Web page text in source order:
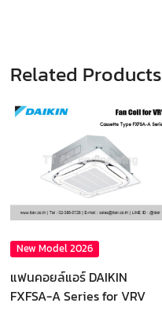
Related Products
New Model 2026
แฟนคอยล์แอร์ DAIKIN
FXFSA-A Series for VRV